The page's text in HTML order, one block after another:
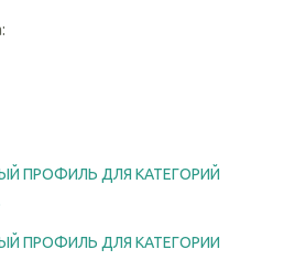
ПРОФИЛЬ ДЛЯ КАТЕГОРИЙ